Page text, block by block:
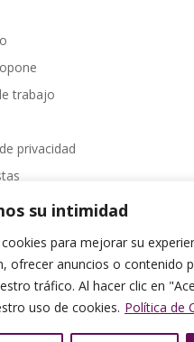
su intimidad
para mejorar su
ofrecer anuncios o contenido
tráfico. Al hacer clic en
uso de cookies. Política de
trabajo
privacidad